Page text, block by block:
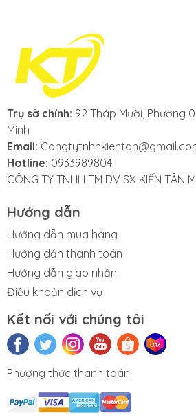
Trụ sở chính: 92 Tháp Mười, Phường
Minh
Email:
Hotline: 0933989804
CÔNG TY TNHH TM DV SX KIẾN TÂN
Hướng dẫn
Hướng dẫn mua hàng
Hướng dẫn thanh toán
Hướng dẫn giao nhận
Điều khoản dịch vụ
Kết nối với chúng tôi
Phương thức thanh toán